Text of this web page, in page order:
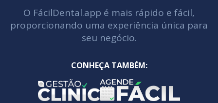
O FácilDental.app é mais rápido e fácil,
proporcionando uma experiência única para
seu negócio.
CONHEÇA TAMBÉM: